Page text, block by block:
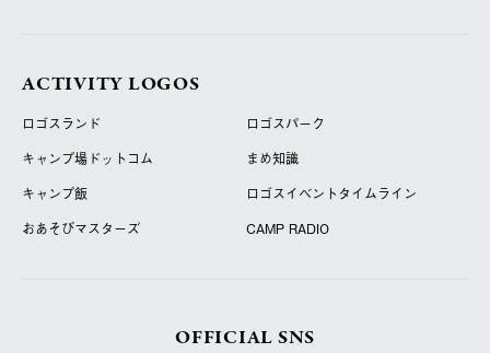
ACTIVITY LOGOS
ロゴスランド
ロゴスパーク
キャンプ場ドットコム
まめ知識
キャンプ飯
ロゴスイベントタイムライン
おあそびマスターズ
CAMP RADIO
OFFICIAL SNS